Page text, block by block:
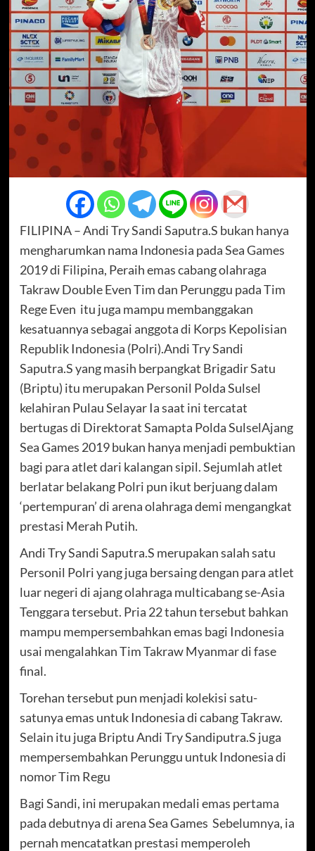
FILIPINA – Andi Try Sandi Saputra.S bukan hanya
mengharumkan nama Indonesia pada Sea Games
2019 di Filipina, Peraih emas cabang olahraga
Takraw Double Even Tim dan Perunggu pada Tim
Rege Even itu juga mampu membanggakan
kesatuannya sebagai anggota di Korps Kepolisian
Republik Indonesia (Polri).Andi Try Sandi
Saputra.S yang masih berpangkat Brigadir Satu
(Briptu) itu merupakan Personil Polda Sulsel
kelahiran Pulau Selayar Ia saat ini tercatat
bertugas di Direktorat Samapta Polda SulselAjang
Sea Games 2019 bukan hanya menjadi pembuktian
bagi para atlet dari kalangan sipil. Sejumlah atlet
berlatar belakang Polri pun ikut berjuang dalam
‘pertempuran’ di arena olahraga demi mengangkat
prestasi Merah Putih.
Andi Try Sandi Saputra.S merupakan salah satu
Personil Polri yang juga bersaing dengan para atlet
luar negeri di ajang olahraga multicabang se-Asia
Tenggara tersebut. Pria 22 tahun tersebut bahkan
mampu mempersembahkan emas bagi Indonesia
usai mengalahkan Tim Takraw Myanmar di fase
final.
Torehan tersebut pun menjadi kolekisi satu-
satunya emas untuk Indonesia di cabang Takraw.
Selain itu juga Briptu Andi Try Sandiputra.S juga
mempersembahkan Perunggu untuk Indonesia di
nomor Tim Regu
Bagi Sandi, ini merupakan medali emas pertama
pada debutnya di arena Sea Games Sebelumnya, ia
pernah mencatatkan prestasi memperoleh